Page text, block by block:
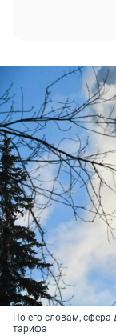
По его словам, сфера
тарифа